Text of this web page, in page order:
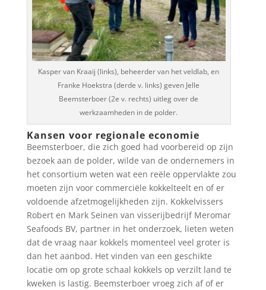
Kasper van Kraaij (links), beheerder van het veldlab, en
Franke Hoekstra (derde v. links) geven Jelle
Beemsterboer (2e v. rechts) uitleg over de
werkzaamheden in de polder.
Kansen voor regionale economie
Beemsterboer, die zich goed had voorbereid op zijn
bezoek aan de polder, wilde van de ondernemers in
het consortium weten wat een reële oppervlakte zou
moeten zijn voor commerciële kokkelteelt en of er
voldoende afzetmogelijkheden zijn. Kokkelvissers
Robert en Mark Seinen van visserijbedrijf Meromar
Seafoods BV, partner in het onderzoek, lieten weten
dat de vraag naar kokkels momenteel veel groter is
dan het aanbod. Het vinden van een geschikte
locatie om op grote schaal kokkels op verzilt land te
kweken is lastig. Beemsterboer vroeg zich af of er